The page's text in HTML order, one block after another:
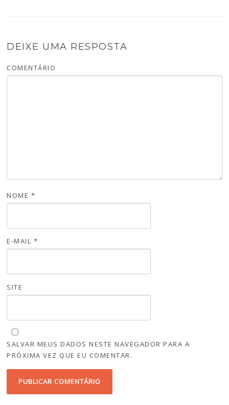
DEIXE UMA RESPOSTA
COMENTÁRIO
NOME *
E-MAIL *
SITE
SALVAR MEUS DADOS NESTE NAVEGADOR PARA A
PRÓXIMA VEZ QUE EU COMENTAR.